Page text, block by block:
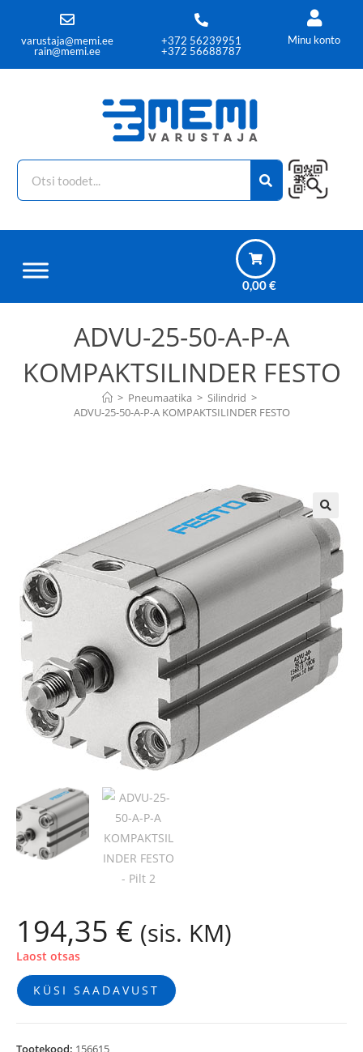
varustaja@memi.ee
rain@memi.ee
+372 56239951
+372 56688787
Minu konto
0,00€
ADVU-25-50-A-P-A
KOMPAKTSILINDER FESTO
> Pneumaatika > Silindrid >
ADVU-25-50-A-P-A KOMPAKTSILINDER FESTO
🔍
194,35 € (sis. KM)
Laost otsas
KÜSI SAADAVUST
Tootekood: 156615